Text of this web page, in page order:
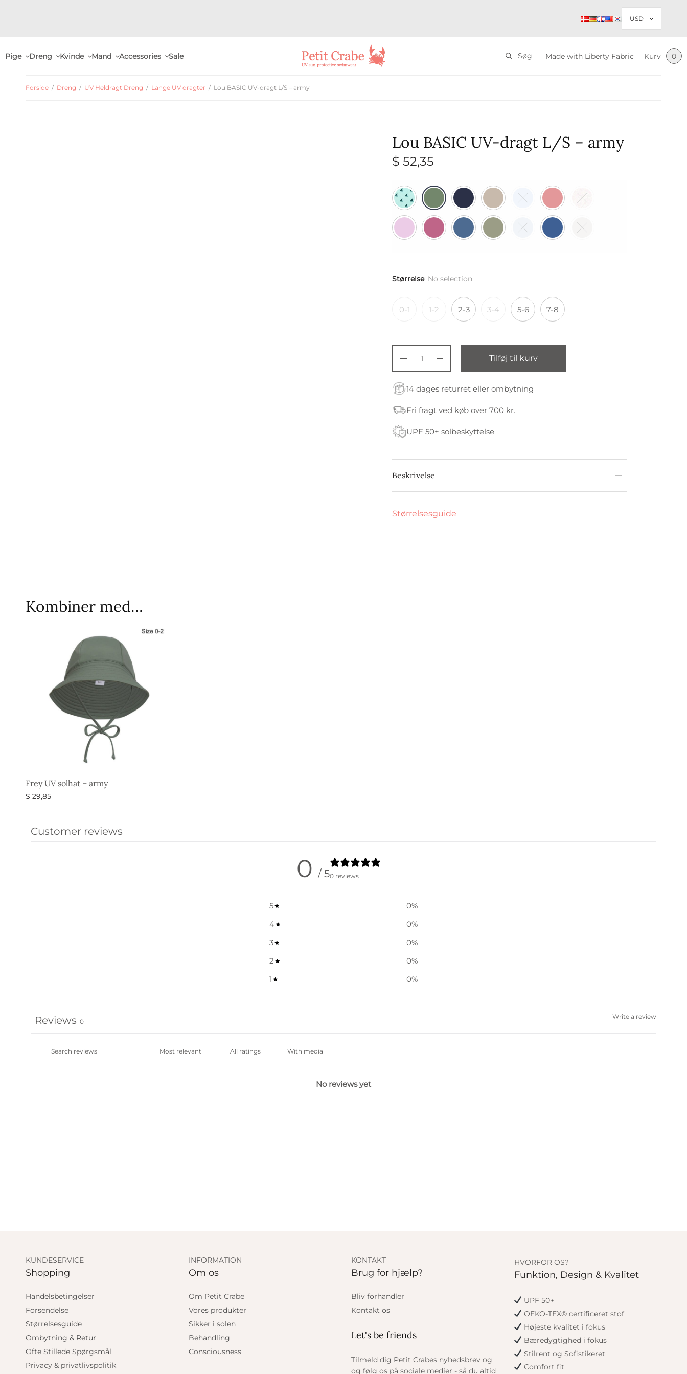
Pige Dreng Kvinde Mand Accessories Sale Søg Made with Liberty Fabric Kurv 0
Forside / Dreng / UV Heldragt Dreng / Lange UV dragter / Lou BASIC UV-dragt L/S – army
Lou BASIC UV-dragt L/S – army
$ 52,35
Størrelse: No selection
0-1 1-2 2-3 3-4 5-6 7-8
Tilføj til kurv
14 dages returret eller ombytning
Fri fragt ved køb over 700 kr.
UPF 50+ solbeskyttelse
Beskrivelse
Størrelsesguide
Kombiner med…
Frey UV solhat – army
$ 29,85
Customer reviews
0 / 50 reviews
5 0%
4
0%
3
0%
2
0%
1
0%
Write a review
Reviews 0
With media
No reviews yet
KUNDESERVICE
Shopping
Handelsbetingelser
Forsendelse
Størrelsesguide
Ombytning & Retur
Ofte Stillede Spørgsmål
Privacy & privatlivspolitik
INFORMATION
Om os
Om Petit Crabe
Vores produkter
Sikker i solen
Behandling
Consciousness
KONTAKT
Brug for hjælp?
Bliv forhandler
Kontakt os
Let's be friends
Tilmeld dig Petit Crabes nyhedsbrev og
og følg os på sociale medier - så du altid
HVORFOR OS?
Funktion, Design & Kvalitet
UPF 50+
OEKO-TEX® certificeret stof
Højeste kvalitet i fokus
Bæredygtighed i fokus
Stilrent og Sofistikeret
Comfort fit